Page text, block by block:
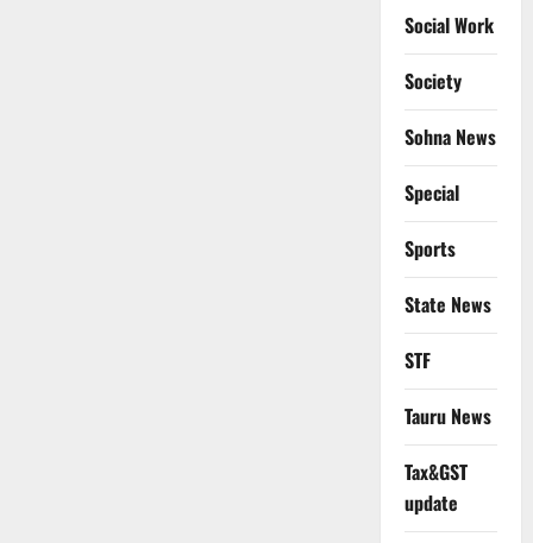
Social Work
Society
Sohna News
Special
Sports
State News
STF
Tauru News
Tax&GST
update